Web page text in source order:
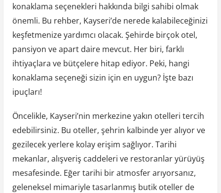
konaklama seçenekleri hakkında bilgi sahibi olmak
önemli. Bu rehber, Kayseri’de nerede kalabileceğinizi
keşfetmenize yardımcı olacak. Şehirde birçok otel,
pansiyon ve apart daire mevcut. Her biri, farklı
ihtiyaçlara ve bütçelere hitap ediyor. Peki, hangi
konaklama seçeneği sizin için en uygun? İşte bazı
ipuçları!
Öncelikle, Kayseri’nin merkezine yakın otelleri tercih
edebilirsiniz. Bu oteller, şehrin kalbinde yer alıyor ve
gezilecek yerlere kolay erişim sağlıyor. Tarihi
mekanlar, alışveriş caddeleri ve restoranlar yürüyüş
mesafesinde. Eğer tarihi bir atmosfer arıyorsanız,
geleneksel mimariyle tasarlanmış butik oteller de